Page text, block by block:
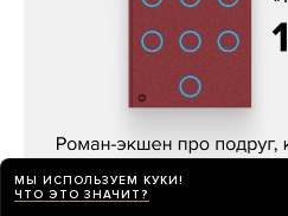
Кира Ярмыш,
МЫ ИСПОЛЬЗУЕМ КУКИ!
ЧТО ЭТО ЗНАЧИТ?